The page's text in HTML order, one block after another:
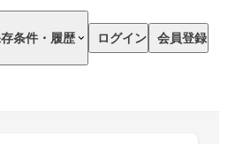
条件・履歴 ログイン 会員登録